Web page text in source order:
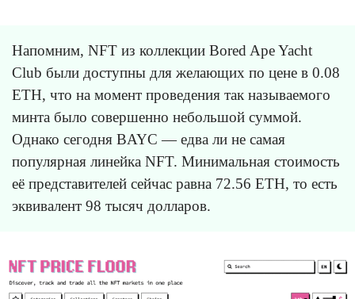
Напомним, NFT из коллекции Bored Ape Yacht
Club были доступны для желающих по цене в 0.08
ETH, что на момент проведения так называемого
минта было совершенно небольшой суммой.
Однако сегодня BAYC — едва ли не самая
популярная линейка NFT. Минимальная стоимость
её представителей сейчас равна 72.56 ETH, то есть
эквивалент 98 тысяч долларов.